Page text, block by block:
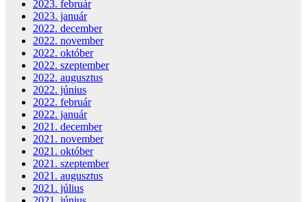
2023. február
2023. január
2022. december
2022. november
2022. október
2022. szeptember
2022. augusztus
2022. június
2022. február
2022. január
2021. december
2021. november
2021. október
2021. szeptember
2021. augusztus
2021. július